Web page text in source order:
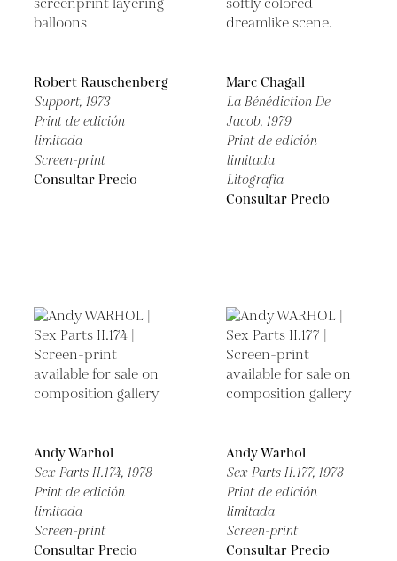
Robert Rauschenberg
Support, 1973
Print de edición
limitada
Screen-print
Consultar Precio
Marc Chagall
La Bénédiction De
Jacob, 1979
Print de edición
limitada
Litografía
Consultar Precio
Andy Warhol
Sex Parts II.174, 1978
Print de edición
limitada
Screen-print
Consultar Precio
Andy Warhol
Sex Parts II.177, 1978
Print de edición
limitada
Screen-print
Consultar Precio